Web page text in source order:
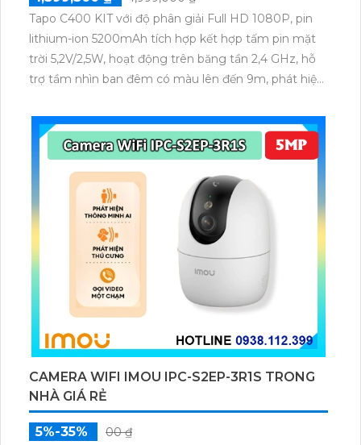
Tapo C400 KIT với độ phân giải Full HD 1080P, pin
lithium-ion 5200mAh tích hợp kết hợp tấm pin mặt
trời 5,2V/2,5W, hoạt động trên băng tần 2,4 GHz, hỗ
trợ tầm nhìn ban đêm có màu lên đến 9m, phát hiện
dữ liệu qua thẻ microSD lên đến 512GB.
CAMERA WIFI IMOU IPC-S2EP-3R1S TRONG
NHÀ GIÁ RẺ
5%-35%
00 ₫